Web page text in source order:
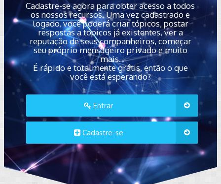
Cadastre-se agora para obter acesso a todos
os nossos recursos. Uma vez cadastrado e
logado, você poderá criar tópicos, postar
respostas a tópicos já existentes, ver a
reputação de seus companheiros, começar
seu próprio mensageiro privado e muito
mais.
É rápido e totalmente grátis, então o que
você está esperando?
Entrar
Cadastre-se